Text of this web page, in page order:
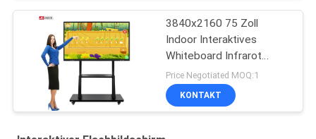
3840x2160 75 Zoll
Indoor Interaktives
Whiteboard Infrarot
Monitor RoHS
Price Negotiated MOQ:1
KONTAKT